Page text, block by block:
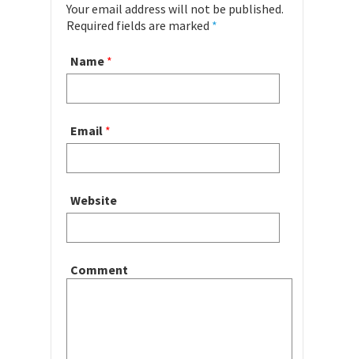
Your email address will not be published.
Required fields are marked *
Name *
Email *
Website
Comment